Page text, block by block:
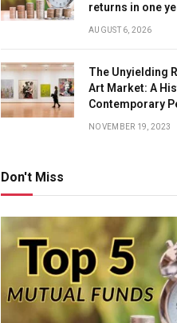
returns in one
AUGUST 6, 2026
The Unyielding
Art Market: A
Contemporary
NOVEMBER 19, 2023
Don't Miss